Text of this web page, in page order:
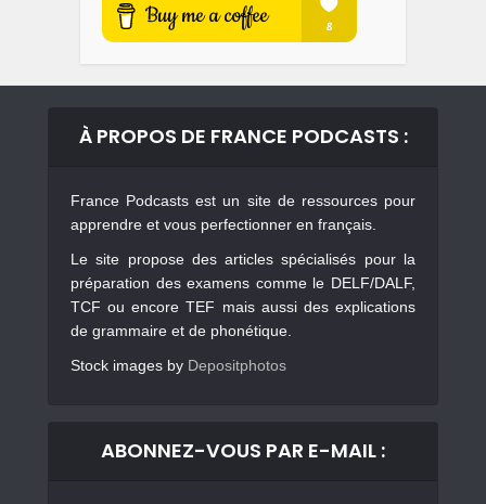
À PROPOS DE FRANCE PODCASTS :
France Podcasts est un site de ressources pour
apprendre et vous perfectionner en français.
Le site propose des articles spécialisés pour la
préparation des examens comme le DELF/DALF,
TCF ou encore TEF mais aussi des explications
de grammaire et de phonétique.
Stock images by Depositphotos
ABONNEZ-VOUS PAR E-MAIL :